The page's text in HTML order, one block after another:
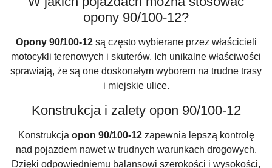
opony 90/100-12?
Opony 90/100-12są często wybierane przez właścicieli
motocykli terenowych i skuterów. Ich unikalne właściwości
sprawiają, że są one doskonałym wyborem na trudne trasy
i miejskie ulice.
Konstrukcja i zalety opon 90/100-12
Konstrukcja opon 90/100-12zapewnia lepszą kontrolę
nad pojazdem nawet w trudnych warunkach drogowych.
Dzięki odpowiedniemu balansowi szerokości i wysokości,